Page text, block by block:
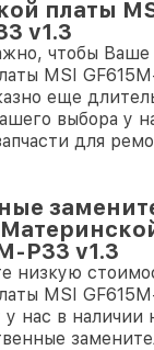
платы
v1.3
чтобы Ваше
MSI
еще
выбора у
для
P33 v1.3
низкую
MSI
нас в наличии